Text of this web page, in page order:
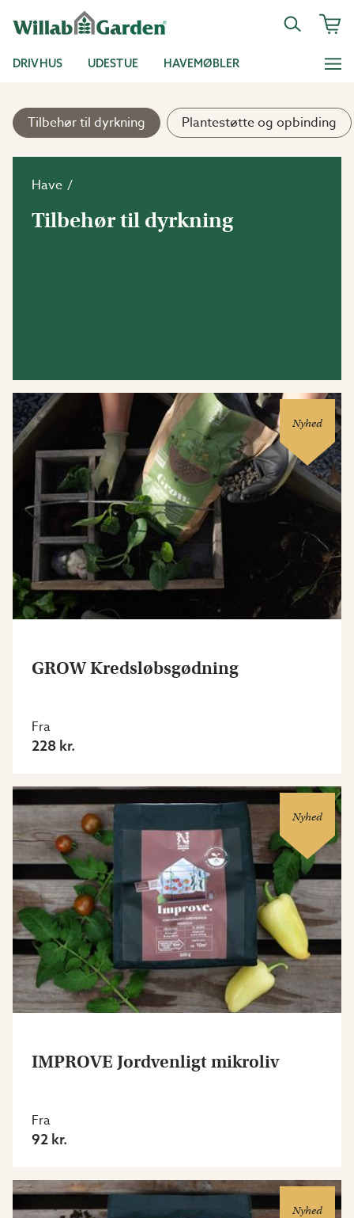
DRIVHUS UDESTUE HAVEMØBLER
Tilbehør til dyrkning Plantestøtte og opbinding
Have
Tilbehør til dyrkning
Nyhed
GROW Kredsløbsgødning
Fra
228 kr.
Nyhed
IMPROVE Jordvenligt mikroliv
Fra
92 kr.
Nyhed